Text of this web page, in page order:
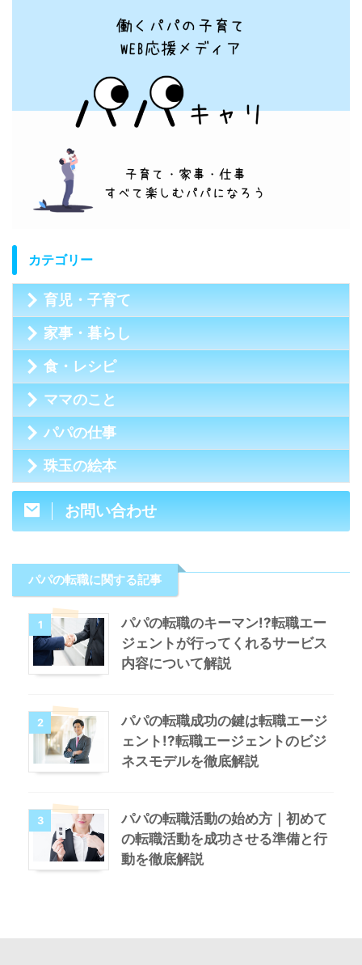
カテゴリー
育児・子育て
家事・暮らし
食・レシピ
ママのこと
パパの仕事
珠玉の絵本
お問い合わせ
パパの転職に関する記事
1
パパの転職のキーマン!?転職エー
ジェントが行ってくれるサービス
内容について解説
2
パパの転職成功の鍵は転職エージ
ェント!?転職エージェントのビジ
ネスモデルを徹底解説
3
パパの転職活動の始め方｜初めて
の転職活動を成功させる準備と行
動を徹底解説